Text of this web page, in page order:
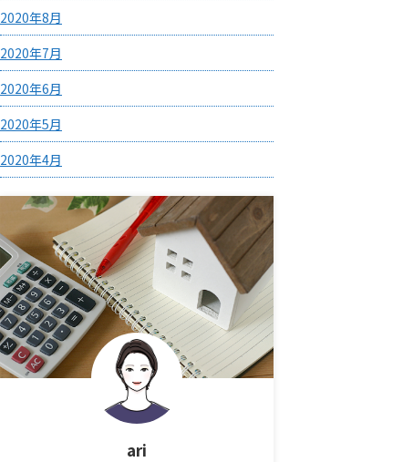
2020年8月
2020年7月
2020年6月
2020年5月
2020年4月
ari